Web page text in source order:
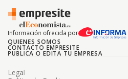
Información ofrecida por
QUIENES SOMOS
CONTACTO EMPRESITE
PUBLICA O EDITA TU EMPRESA
Legal